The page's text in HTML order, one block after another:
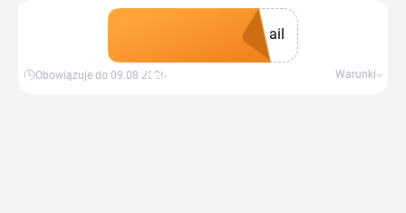
Zdobądź kupon
ail
Obowiązuje do 09.08.2026 Warunki